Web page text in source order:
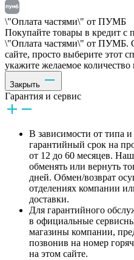
\"Оплата частями\" от ПУМБ
Покупайте товары в кредит с
\"Оплата частями\" от ПУМБ.
сайте, просто выберите этот
укажите желаемое количество
Закрыть
Гарантия и сервис
В зависимости от типа
гарантийный срок на
от 12 до 60 месяцев.
обменять или вернуть
дней. Обмен/возврат
отделениях компании
доставки.
Для гарантийного
в официальные
магазины компании,
позвонив на номер
на этом сайте.